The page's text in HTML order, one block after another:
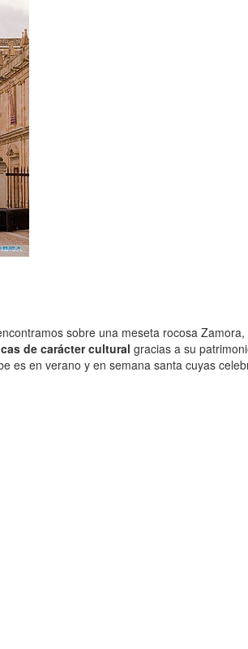
sobre una meseta rocosa
de carácter cultural gracias a su
es en verano y en semana santa cuyas